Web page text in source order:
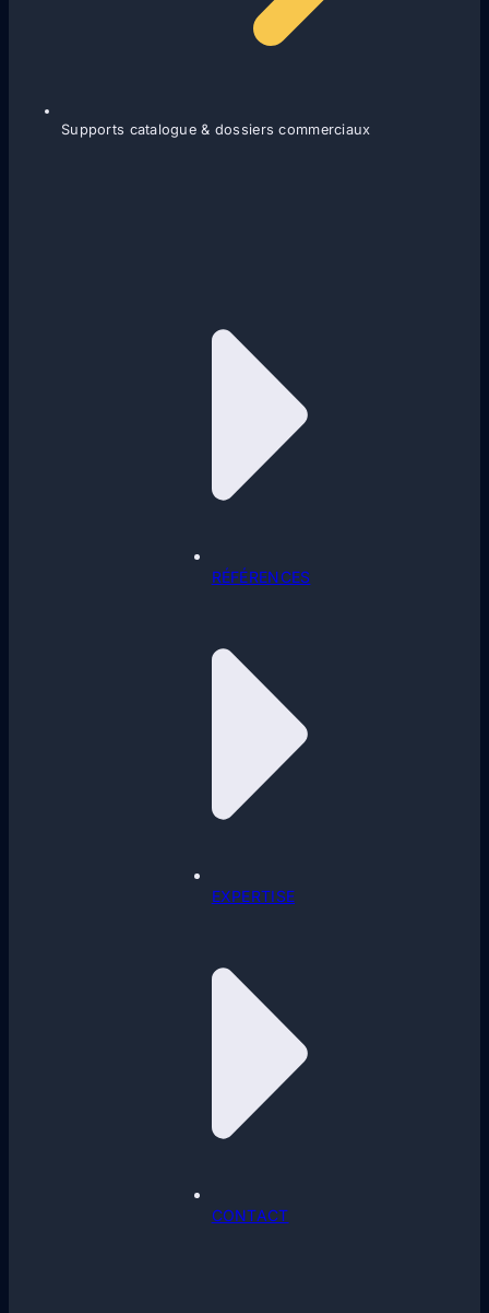
Supports catalogue & dossiers commerciaux
RÉFÉRENCES
EXPERTISE
CONTACT